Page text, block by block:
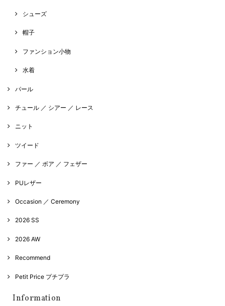
シューズ
帽子
ファンション小物
水着
パール
チュール ／ シアー ／ レース
ニット
ツイード
ファー ／ ボア ／ フェザー
PUレザー
Occasion ／ Ceremony
2026 SS
2026 AW
Recommend
Petit Price プチプラ
Information